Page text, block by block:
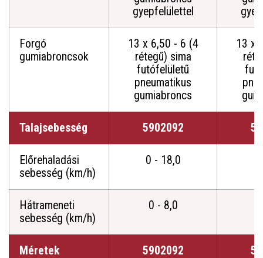
gyepfelülettel
Forgó
gumiabroncsok
13 x 6,50 - 6 (4
rétegű) sima
futófelületű
pneumatikus
gumiabroncs
13 x
Talajsebesség 5902092
Előrehaladási
sebesség (km/h)
0 - 18,0
Hátrameneti
sebesség (km/h)
0 - 8,0
Méretek 5902092